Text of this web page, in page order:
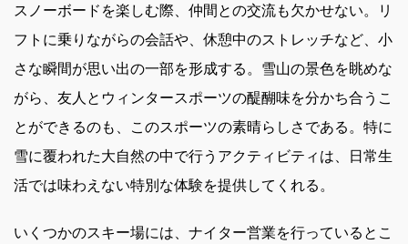
スノーボードを楽しむ際、仲間との交流も欠かせない。リ
フトに乗りながらの会話や、休憩中のストレッチなど、小
さな瞬間が思い出の一部を形成する。雪山の景色を眺めな
がら、友人とウィンタースポーツの醍醐味を分かち合うこ
とができるのも、このスポーツの素晴らしさである。特に
雪に覆われた大自然の中で行うアクティビティは、日常生
活では味わえない特別な体験を提供してくれる。
いくつかのスキー場には、ナイター営業を行っているとこ